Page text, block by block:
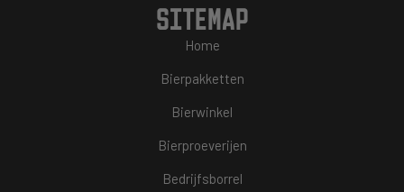
SITEMAP
Home
Bierpakketten
Bierwinkel
Bierproeverijen
Bedrijfsborrel